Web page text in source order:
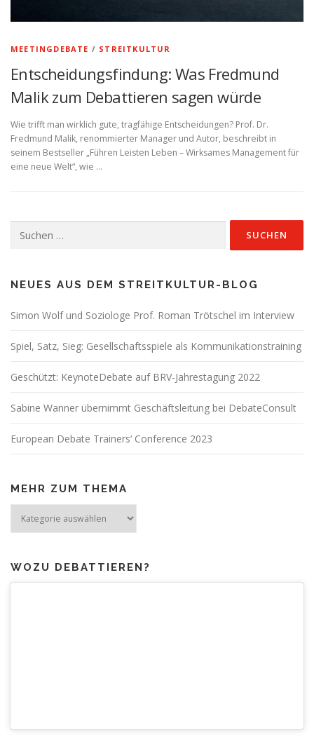
MEETINGDEBATE / STREITKULTUR
Entscheidungsfindung: Was Fredmund
Malik zum Debattieren sagen würde
Wie trifft man wirklich gute, tragfähige Entscheidungen? Prof. Dr.
Fredmund Malik, renommierter Manager und Autor, beschreibt in
seinem Bestseller „Führen Leisten Leben – Wirksames Management für
eine neue Welt“, wie …
nach:
NEUES AUS DEM STREITKULTUR-BLOG
Simon Wolf und Soziologe Prof. Roman Trötschel im Interview
Spiel, Satz, Sieg: Gesellschaftsspiele als Kommunikationstraining
Geschützt: KeynoteDebate auf BRV-Jahrestagung 2022
Sabine Wanner übernimmt Geschäftsleitung bei DebateConsult
European Debate Trainers‘ Conference 2023
MEHR ZUM THEMA
zum
WOZU DEBATTIEREN?